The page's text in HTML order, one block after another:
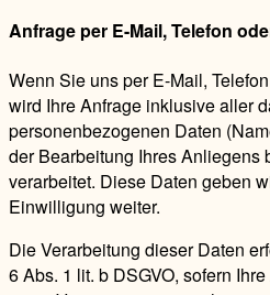
Anfrage per E-Mail, Telefon
Wenn Sie uns per E-Mail,
wird Ihre Anfrage inklusive aller
personenbezogenen Daten
der Bearbeitung Ihres Anliegens
verarbeitet. Diese Daten geben
Einwilligung weiter.
Die Verarbeitung dieser Daten
6 Abs. 1 lit. b DSGVO, sofern